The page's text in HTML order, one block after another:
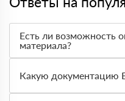
Есть ли возможность
материала?
оплата по факту
доставленный товар
Вы вправе от него
Какую документацию